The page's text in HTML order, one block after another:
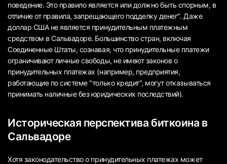
поведение. Это правило является или должно быть спорным, в
отличие от правила, запрещающего подделку денег". Даже
доллар США не является принудительным платежным
средством в Сальвадоре. Большинство стран, включая
Соединенные Штаты, сознавая, что принудительные платежи
ограничивают личные свободы, не имеют законов о
принудительных платежах (например, предприятия,
работающие по системе "только кредит", могут отказываться
принимать наличные без юридических последствий).
Историческая перспектива биткоина в
Сальвадоре
Хотя законодательство о принудительных платежах может